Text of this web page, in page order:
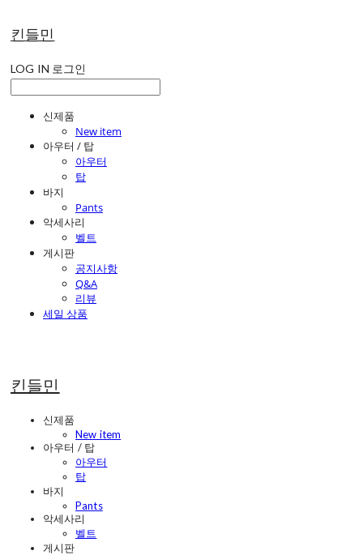
킨들민
LOG IN 로그인
신제품
New item
아우터 / 탑
아우터
탑
바지
Pants
악세사리
벨트
게시판
공지사항
Q&A
리뷰
세일 상품
킨들민
신제품
New item
아우터 / 탑
아우터
탑
바지
Pants
악세사리
벨트
게시판